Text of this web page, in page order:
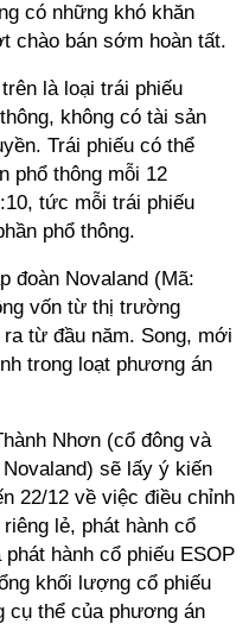
có những khó khăn
chào bán sớm hoàn tất.
là loại trái phiếu
không có tài sản
Trái phiếu có thể
phổ thông mỗi 12
tức mỗi trái phiếu
phổ thông.
đoàn Novaland (Mã:
vốn từ thị trường
từ đầu năm. Song, mới
trong loạt phương án
Nhơn (cổ đông và
sẽ lấy ý kiến
22/12 về việc điều chỉnh
lẻ, phát hành cổ
hành cổ phiếu ESOP
khối lượng cổ phiếu
cụ thể của phương án